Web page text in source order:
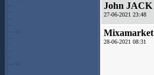
John JACK
27-06-2021 23:48
Mixamarket
28-06-2021 08:31